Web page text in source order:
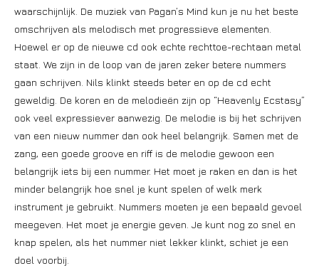
waarschijnlijk. De muziek van Pagan’s Mind kun je nu het beste
omschrijven als melodisch met progressieve elementen.
Hoewel er op de nieuwe cd ook echte rechttoe-rechtaan metal
staat. We zijn in de loop van de jaren zeker betere nummers
gaan schrijven. Nils klinkt steeds beter en op de cd echt
geweldig. De koren en de melodieën zijn op “Heavenly Ecstasy”
ook veel expressiever aanwezig. De melodie is bij het schrijven
van een nieuw nummer dan ook heel belangrijk. Samen met de
zang, een goede groove en riff is de melodie gewoon een
belangrijk iets bij een nummer. Het moet je raken en dan is het
minder belangrijk hoe snel je kunt spelen of welk merk
instrument je gebruikt. Nummers moeten je een bepaald gevoel
meegeven. Het moet je energie geven. Je kunt nog zo snel en
knap spelen, als het nummer niet lekker klinkt, schiet je een
doel voorbij.